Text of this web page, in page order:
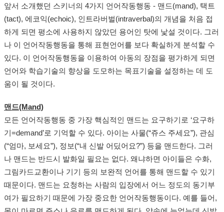
앞서 소개했던 스키너의 4가지 언어작동행동 - 맨드(mand), 택트
(tact), 에코익(echoic), 인트라버벌(intraverbal)의 개념을 처음 접
하게 되면 평소에 사용하지 않았던 용어인 탓에 낯설 것이다. 그러
나 이 언어작동행동을 통해 표현언어를 보다 확실하게 분석할 수
있다. 이 언어작동행동을 이용하여 아동의 장점을 평가하게 되면
언어와 학습기술의 향상을 도모하는 목표기술을 설정하는 데 도
움이 될 것이다.
맨드(Mand)
모든 언어작동행동 중 가장 핵심적인 맨드는 요구하기로 ‘요구하
기=demand’로 기억할 수 있다. 아이는 사물(“쥬스 주세요”), 관심
(“엄마, 보세요”), 정보(“내 신발 어딨어요?”) 등을 맨드한다. 그러
나 맨드는 반드시 발화일 필요는 없다. 왜냐하면 아이들은 수화,
그림카드교환이나 기기 등의 보완적 언어를 통해 맨드할 수 있기
때문이다. 맨드는 요청하는 사람의 입장에서 어느 정도의 동기부
여가 필요하기 때문에 가장 중요한 언어작동행동이다. 예를 들어,